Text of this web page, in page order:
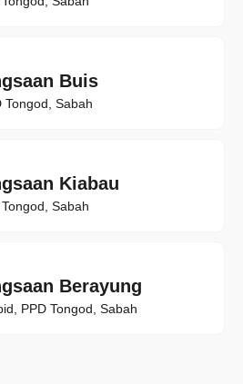
Buis
Tongod, Sabah
Kiabau
Sabah
Berayung
PPD Tongod, Sabah